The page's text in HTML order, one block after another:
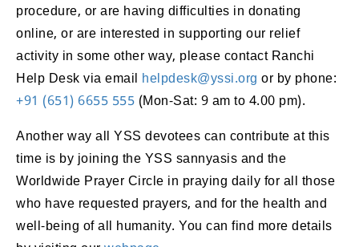
procedure, or are having difficulties in donating
online, or are interested in supporting our relief
activity in some other way, please contact Ranchi
Help Desk via email helpdesk@yssi.org or by phone:
+91 (651) 6655 555 (Mon-Sat: 9 am to 4.00 pm).
Another way all YSS devotees can contribute at this
time is by joining the YSS sannyasis and the
Worldwide Prayer Circle in praying daily for all those
who have requested prayers, and for the health and
well-being of all humanity. You can find more details